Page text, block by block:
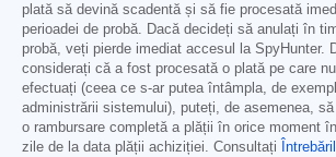
plată să devină scadentă și să fie procesată
perioadei de probă. Dacă decideți să anulați în
probă, veți pierde imediat accesul la SpyHunter.
considerați că a fost procesată o plată pe care
efectuați (ceea ce s-ar putea întâmpla, de
administrării sistemului), puteți, de asemenea,
o rambursare completă a plății în orice moment
zile de la data plății achiziției. Consultați